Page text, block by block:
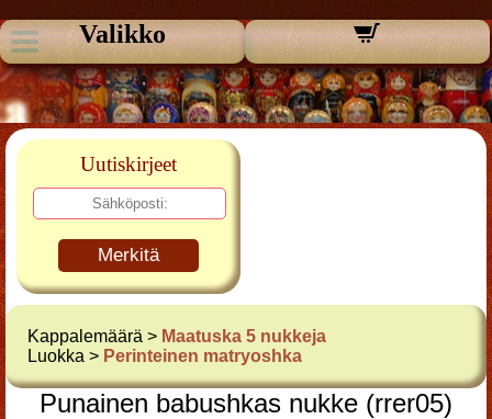
Valikko
Uutiskirjeet
Merkitä
Kappalemäärä > Maatuska 5 nukkeja
Luokka > Perinteinen matryoshka
Punainen babushkas nukke (rrer05)